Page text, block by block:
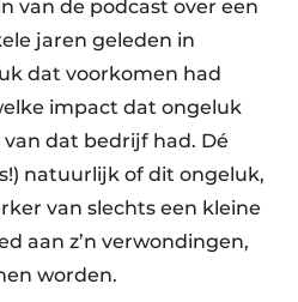
van de podcast over een
jaren geleden in
dat voorkomen had
impact dat ongeluk
dat bedrijf had. Dé
natuurlijk of dit ongeluk,
van slechts een kleine
aan z’n verwondingen,
worden.